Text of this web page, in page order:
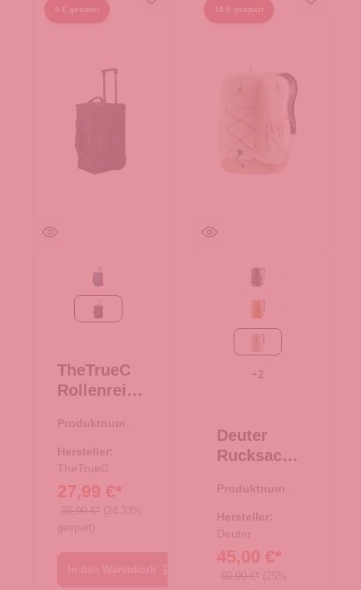
9 € gespart
schwarz
TheTrueC
Rollenreise
50cm
Berlin 2.0
schwarz
Produktnumme
Hersteller:
TheTrueC
27,99 €*
36,99 €* (24.33%
gespart)
15 € gespart
Black
amber-maple
bone-desert
+2
Deuter
Rucksack
bone-
desert
Produktnumme
Hersteller:
Deuter
45,00 €*
60,00 €* (25%